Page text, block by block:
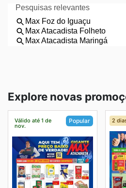
Explore novas
Válido até 1 de
nov.
Popular 2